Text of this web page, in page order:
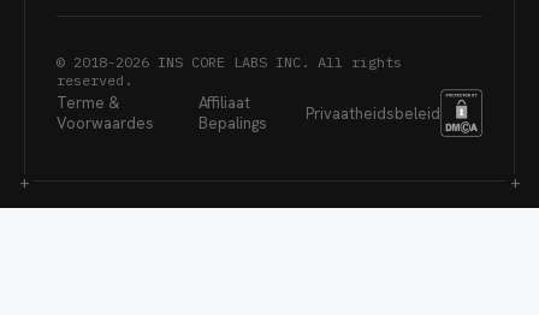
© 2018-2026 INS CORE LABS INC. All rights
reserved.
Terme &
Voorwaardes
Affiliaat
Bepalings
Privaatheidsbeleid